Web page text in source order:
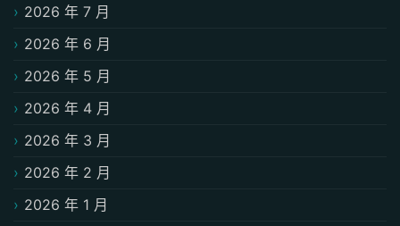
2026 年 7 月
2026 年 6 月
2026 年 5 月
2026 年 4 月
2026 年 3 月
2026 年 2 月
2026 年 1 月